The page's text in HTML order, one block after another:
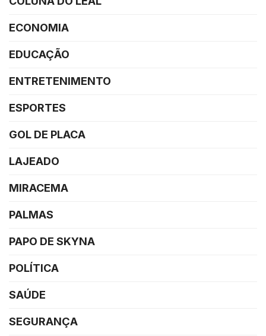
ECONOMIA
EDUCAÇÃO
ENTRETENIMENTO
ESPORTES
GOL DE PLACA
LAJEADO
MIRACEMA
PALMAS
PAPO DE SKYNA
POLÍTICA
SAÚDE
SEGURANÇA